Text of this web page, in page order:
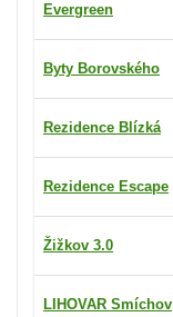
Evergreen
Byty Borovského
Rezidence Blízká
Rezidence Escape
Žižkov 3.0
LIHOVAR Smíchov